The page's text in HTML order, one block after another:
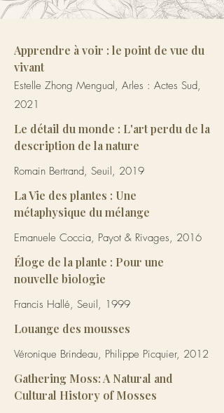
Apprendre à voir : le point de vue du
vivant
Estelle Zhong Mengual, Arles : Actes Sud,
2021
Le détail du monde : L'art perdu de la
description de la nature
Romain Bertrand, Seuil, 2019
La Vie des plantes : Une
métaphysique du mélange
Emanuele Coccia, Payot & Rivages, 2016
Éloge de la plante : Pour une
nouvelle biologie
Francis Hallé, Seuil, 1999
Louange des mousses
Véronique Brindeau, Philippe Picquier, 2012
Gathering Moss: A Natural and
Cultural History of Mosses